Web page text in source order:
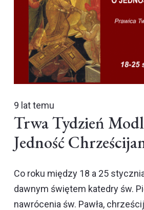
9 lat temu
Trwa Tydzień
Jedność
Co roku między 18 a 25
dawnym świętem katedry św.
nawrócenia św. Pawła,